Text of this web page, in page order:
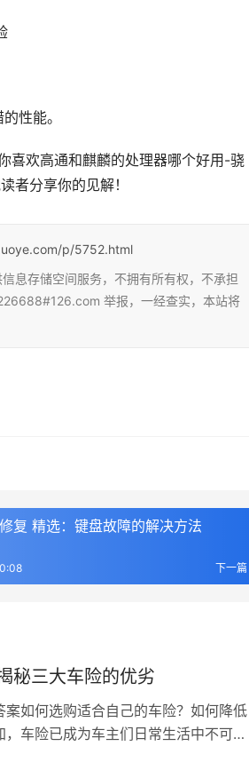
性能。
喜欢高通和麒麟的处理器哪个好用-骁
者分享你的见解！
p/5752.html
息存储空间服务，不拥有所有权，不承担
举报，一经查实，本站将
复 精选：键盘故障的解决方法
下一篇
秘三大车险的优劣
如何选购适合自己的车险？如何降低
车险已成为车主们日常生活中不可或